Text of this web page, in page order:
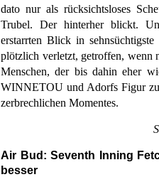
dato nur als rücksichtsloses
Trubel. Der hinterher blickt.
erstarrten Blick in
plötzlich verletzt, getroffen, wenn
Menschen, der bis dahin eher
WINNETOU und Adorfs Figur zu
zerbrechlichen Momentes.
Air Bud: Seventh Inning
besser